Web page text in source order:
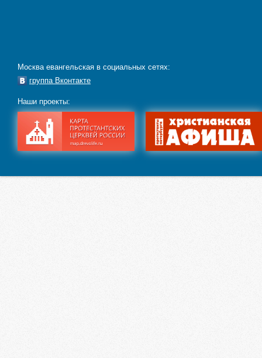
Москва евангельская в социальных сетях:
группа Вконтакте
Наши проекты: